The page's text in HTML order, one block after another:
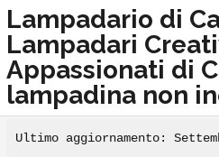
Lampadario di
Lampadari
Appassionati di
lampadina non
Ultimo aggiornamento: